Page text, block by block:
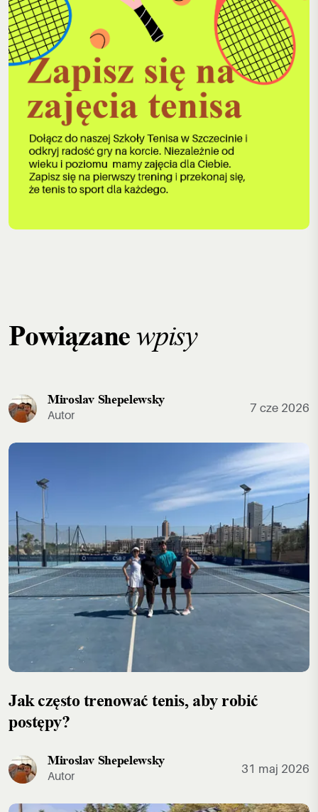
Powiązane wpisy
Miroslav Shepelewsky
Autor
7 cze 2026
Jak często trenować tenis, aby robić
postępy?
Miroslav Shepelewsky
Autor
31 maj 2026